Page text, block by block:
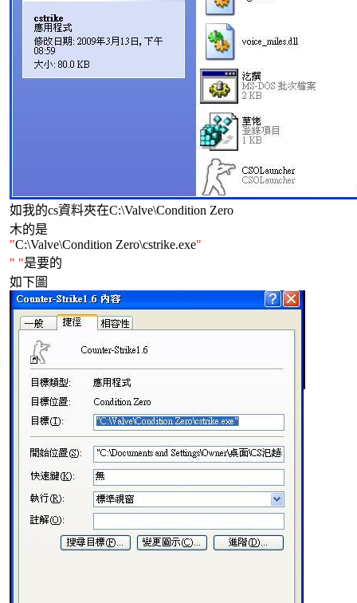
如我的cs資料夾在C:\Valve\Condition Zero
木的是
"C:\Valve\Condition Zero\cstrike.exe"
" "是要的
如下圖